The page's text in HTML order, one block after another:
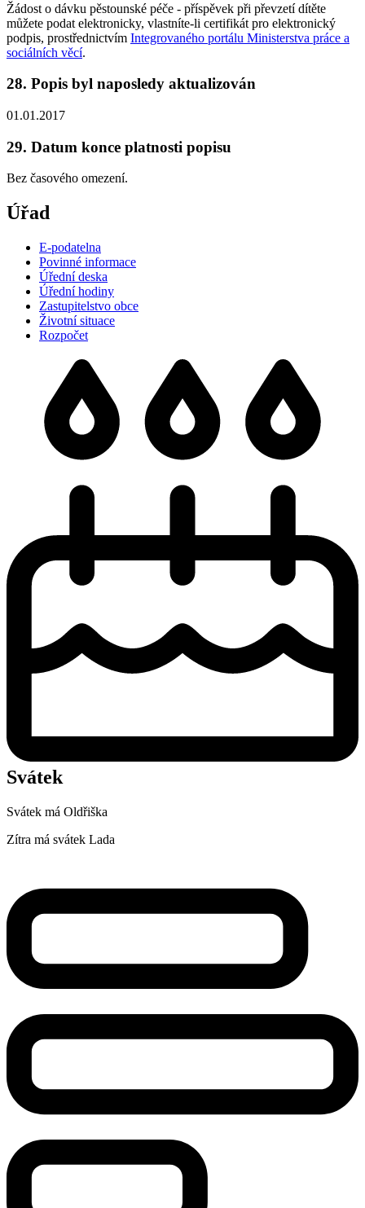
Žádost o dávku pěstounské péče - příspěvek při převzetí dítěte
můžete podat elektronicky, vlastníte-li certifikát pro elektronický
podpis, prostřednictvím Integrovaného portálu Ministerstva práce a
sociálních věcí.
28. Popis byl naposledy aktualizován
01.01.2017
29. Datum konce platnosti popisu
Bez časového omezení.
Úřad
E-podatelna
Povinné informace
Úřední deska
Úřední hodiny
Zastupitelstvo obce
Životní situace
Rozpočet
Svátek
Svátek má Oldřiška
Zítra má svátek Lada